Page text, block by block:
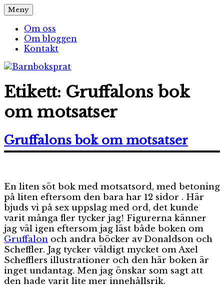
Hoppa
till
innehåll
Barnboksprat
– en blogg om barnböcker
Meny
Om oss
Om bloggen
Kontakt
Etikett: Gruffalons bok
om motsatser
Gruffalons bok om motsatser
En liten söt bok med motsatsord, med betoning
på liten eftersom den bara har 12 sidor . Här
bjuds vi på sex uppslag med ord, det kunde
varit många fler tycker jag! Figurerna känner
jag väl igen eftersom jag läst både boken om
Gruffalon och andra böcker av Donaldson och
Scheffler. Jag tycker väldigt mycket om Axel
Schefflers illustrationer och den här boken är
inget undantag. Men jag önskar som sagt att
den hade varit lite mer innehållsrik.